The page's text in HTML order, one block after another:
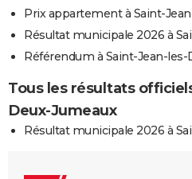
Prix appartement à Saint-
Résultat municipale 2026 à
Référendum à Saint-Jean-les-
Tous les résultats
Deux-Jumeaux
Résultat municipale 2026 à